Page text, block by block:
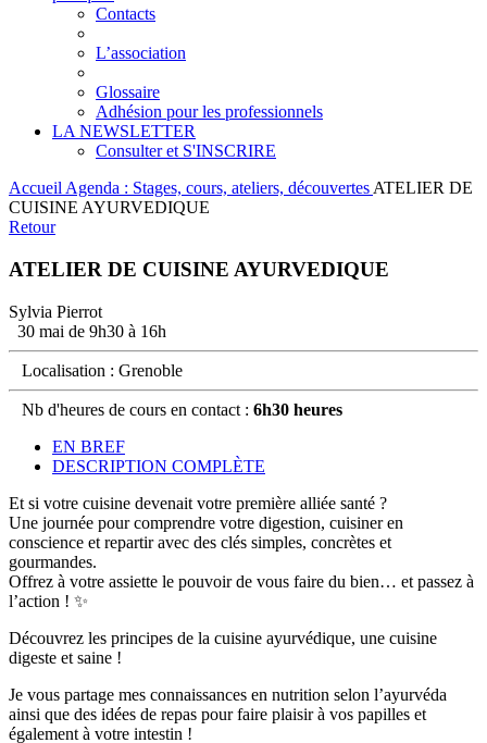
Contacts
L’association
Glossaire
Adhésion pour les professionnels
LA NEWSLETTER
Consulter et S'INSCRIRE
Accueil Agenda : Stages, cours, ateliers, découvertes ATELIER DE
CUISINE AYURVEDIQUE
Retour
ATELIER DE CUISINE AYURVEDIQUE
Sylvia Pierrot
30 mai de 9h30 à 16h
Localisation : Grenoble
Nb d'heures de cours en contact : 6h30 heures
EN BREF
DESCRIPTION COMPLÈTE
Et si votre cuisine devenait votre première alliée santé ?
Une journée pour comprendre votre digestion, cuisiner en
conscience et repartir avec des clés simples, concrètes et
gourmandes.
Offrez à votre assiette le pouvoir de vous faire du bien… et passez à
l’action ! ✨
Découvrez les principes de la cuisine ayurvédique, une cuisine
digeste et saine !
Je vous partage mes connaissances en nutrition selon l’ayurvéda
ainsi que des idées de repas pour faire plaisir à vos papilles et
également à votre intestin !